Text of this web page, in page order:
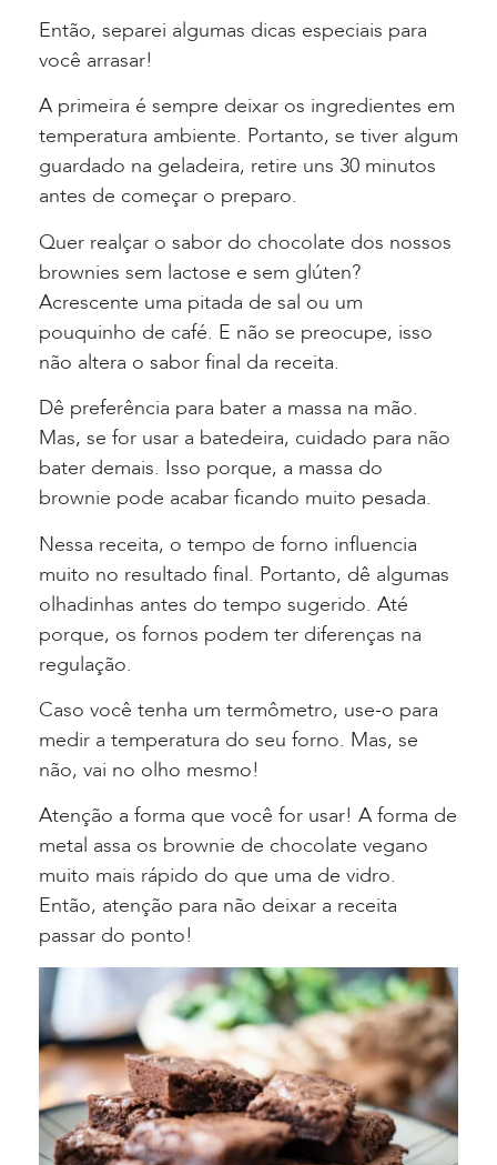
Então, separei algumas dicas especiais para
você arrasar!
A primeira é sempre deixar os ingredientes em
temperatura ambiente. Portanto, se tiver algum
guardado na geladeira, retire uns 30 minutos
antes de começar o preparo.
Quer realçar o sabor do chocolate dos nossos
brownies sem lactose e sem glúten?
Acrescente uma pitada de sal ou um
pouquinho de café. E não se preocupe, isso
não altera o sabor final da receita.
Dê preferência para bater a massa na mão.
Mas, se for usar a batedeira, cuidado para não
bater demais. Isso porque, a massa do
brownie pode acabar ficando muito pesada.
Nessa receita, o tempo de forno influencia
muito no resultado final. Portanto, dê algumas
olhadinhas antes do tempo sugerido. Até
porque, os fornos podem ter diferenças na
regulação.
Caso você tenha um termômetro, use-o para
medir a temperatura do seu forno. Mas, se
não, vai no olho mesmo!
Atenção a forma que você for usar! A forma de
metal assa os brownie de chocolate vegano
muito mais rápido do que uma de vidro.
Então, atenção para não deixar a receita
passar do ponto!